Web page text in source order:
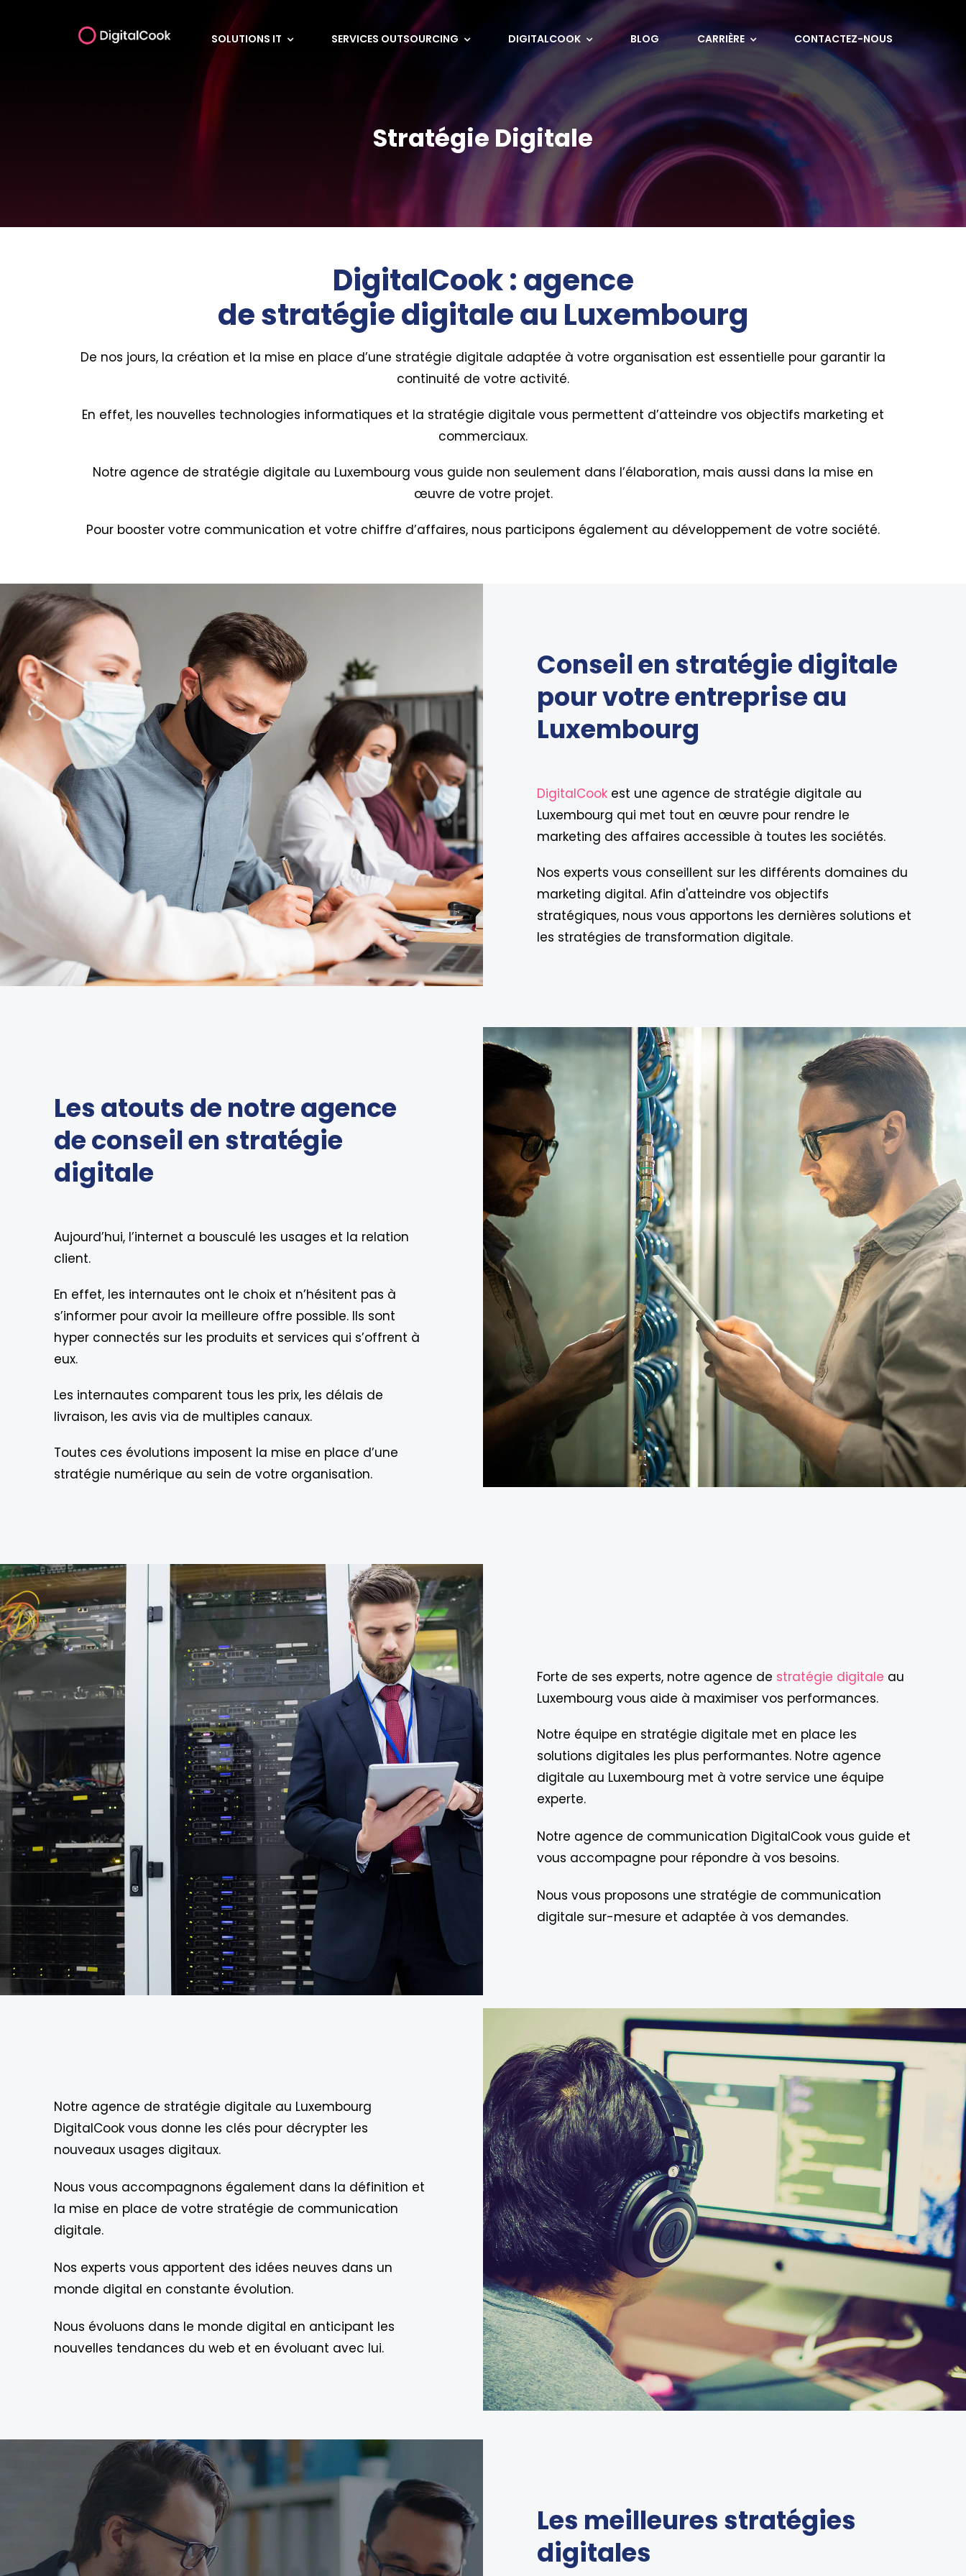
SOLUTIONS IT SERVICES OUTSOURCING DIGITALCOOK BLOG CARRIÈRE CONTACTEZ-NOUS
Stratégie Digitale
DigitalCook : agence
de stratégie digitale au Luxembourg
De nos jours, la création et la mise en place d’une stratégie digitale adaptée à votre organisation est essentielle pour garantir la
continuité de votre activité.
En effet, les nouvelles technologies informatiques et la stratégie digitale vous permettent d’atteindre vos objectifs marketing et
commerciaux.
Notre agence de stratégie digitale au Luxembourg vous guide non seulement dans l’élaboration, mais aussi dans la mise en
œuvre de votre projet.
Pour booster votre communication et votre chiffre d’affaires, nous participons également au développement de votre société.
Conseil en stratégie digitale
pour votre entreprise au
Luxembourg
DigitalCook est une agence de stratégie digitale au
Luxembourg qui met tout en œuvre pour rendre le
marketing des affaires accessible à toutes les sociétés.
Nos experts vous conseillent sur les différents domaines du
marketing digital. Afin d'atteindre vos objectifs
stratégiques, nous vous apportons les dernières solutions et
les stratégies de transformation digitale.
Les atouts de notre agence
de conseil en stratégie
digitale
Aujourd’hui, l’internet a bousculé les usages et la relation
client.
En effet, les internautes ont le choix et n’hésitent pas à
s’informer pour avoir la meilleure offre possible. Ils sont
hyper connectés sur les produits et services qui s’offrent à
eux.
Les internautes comparent tous les prix, les délais de
livraison, les avis via de multiples canaux.
Toutes ces évolutions imposent la mise en place d’une
stratégie numérique au sein de votre organisation.
Forte de ses experts, notre agence de stratégie digitale au
Luxembourg vous aide à maximiser vos performances.
Notre équipe en stratégie digitale met en place les
solutions digitales les plus performantes. Notre agence
digitale au Luxembourg met à votre service une équipe
experte.
Notre agence de communication DigitalCook vous guide et
vous accompagne pour répondre à vos besoins.
Nous vous proposons une stratégie de communication
digitale sur-mesure et adaptée à vos demandes.
Notre agence de stratégie digitale au Luxembourg
DigitalCook vous donne les clés pour décrypter les
nouveaux usages digitaux.
Nous vous accompagnons également dans la définition et
la mise en place de votre stratégie de communication
digitale.
Nos experts vous apportent des idées neuves dans un
monde digital en constante évolution.
Nous évoluons dans le monde digital en anticipant les
nouvelles tendances du web et en évoluant avec lui.
Les meilleures stratégies
digitales